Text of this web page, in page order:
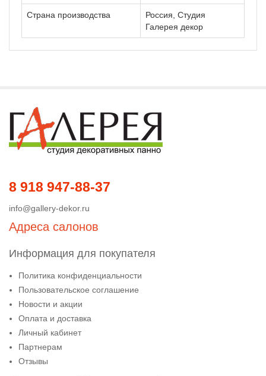
Страна производства
Россия, Студия
Галерея декор
8 918 947-88-37
info@gallery-dekor.ru
Адреса салонов
Информация для покупателя
Политика конфиденциальности
Пользовательское соглашение
Новости и акции
Оплата и доставка
Личный кабинет
Партнерам
Отзывы